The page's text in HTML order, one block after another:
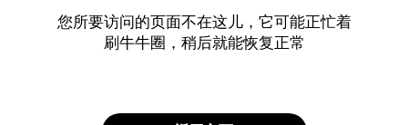
您所要访问的页面不在这儿，它可能正忙着
刷牛牛圈，稍后就能恢复正常